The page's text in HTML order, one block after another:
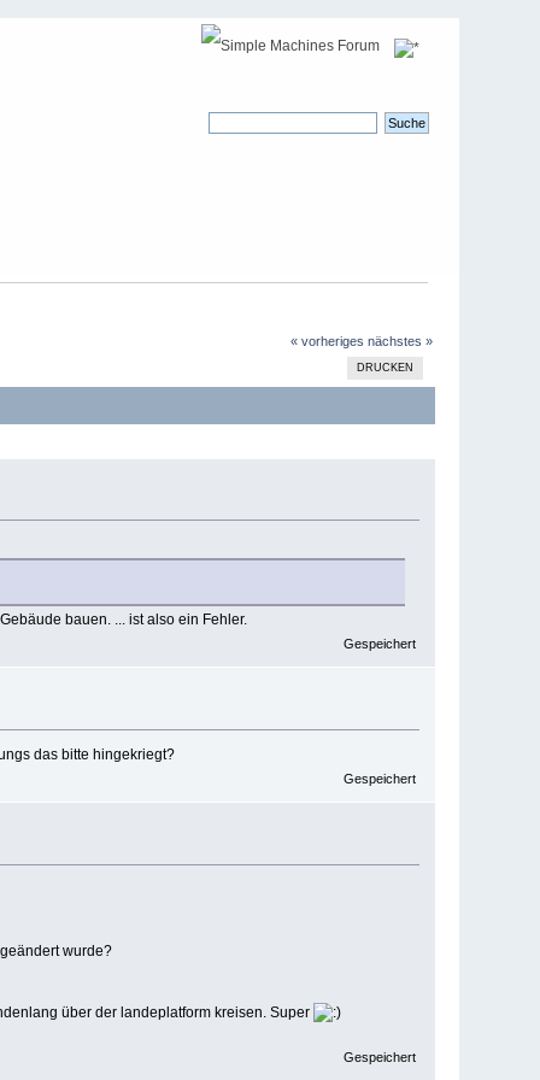
« vorheriges nächstes »
DRUCKEN
bauen. ... ist also ein Fehler.
Gespeichert
das bitte hingekriegt?
Gespeichert
wurde?
über der landeplatform kreisen. Super
Gespeichert